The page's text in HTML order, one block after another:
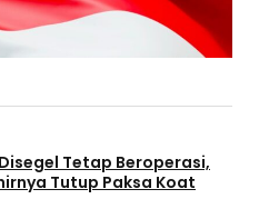
Tetap Beroperasi,
Tutup Paksa Koat